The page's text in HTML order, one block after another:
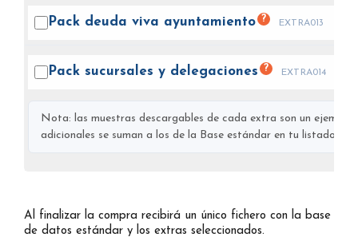
Pack deuda viva ayuntamiento ? EXTRA013
Pack sucursales y delegaciones ? EXTRA014
Nota: las muestras descargables de cada extra son un
adicionales se suman a los de la Base estándar en tu listado
Al finalizar la compra recibirá un único fichero con la base
de datos estándar y los extras seleccionados.